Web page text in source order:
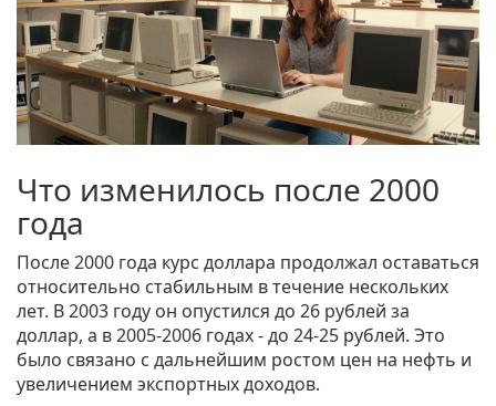
Что изменилось после 2000
года
После 2000 года курс доллара продолжал оставаться
относительно стабильным в течение нескольких
лет. В 2003 году он опустился до 26 рублей за
доллар, а в 2005-2006 годах - до 24-25 рублей. Это
было связано с дальнейшим ростом цен на нефть и
увеличением экспортных доходов.